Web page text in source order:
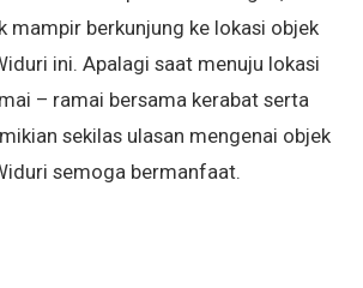
mampir berkunjung ke lokasi objek
ini. Apalagi saat menuju lokasi
– ramai bersama kerabat serta
sekilas ulasan mengenai objek
semoga bermanfaat.